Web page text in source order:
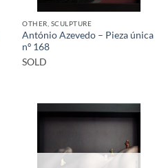
OTHER, SCULPTURE
António Azevedo – Pieza única
nº 168
SOLD